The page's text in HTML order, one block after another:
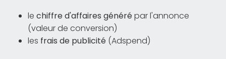
le chiffre d'affaires générépar l'annonce
(valeur de conversion)
les frais de publicité (Adspend)